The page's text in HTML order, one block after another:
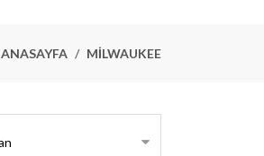
ANASAYFA MILWAUKEE